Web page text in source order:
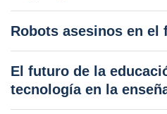
Robots asesinos en el
El futuro de la
tecnología en la